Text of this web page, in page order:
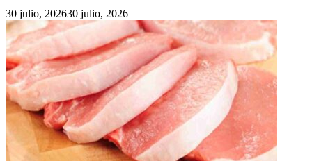
30 julio, 202630 julio, 2026